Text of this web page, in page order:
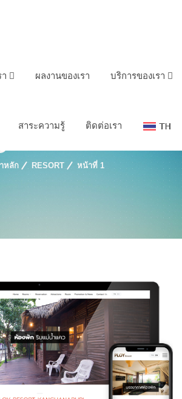
ผลงานของเรา บริการของเรา
สาระความรู้ ติดต่อเรา
: Resort
หลัก RESORT หน้าที่ 1